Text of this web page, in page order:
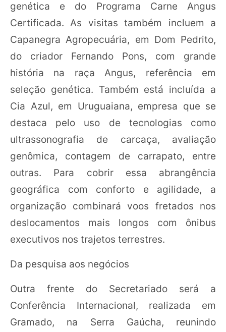
genética e do Programa Carne Angus
Certificada. As visitas também incluem a
Capanegra Agropecuária, em Dom Pedrito,
do criador Fernando Pons, com grande
história na raça Angus, referência em
seleção genética. Também está incluída a
Cia Azul, em Uruguaiana, empresa que se
destaca pelo uso de tecnologias como
ultrassonografia de carcaça, avaliação
genômica, contagem de carrapato, entre
outras. Para cobrir essa abrangência
geográfica com conforto e agilidade, a
organização combinará voos fretados nos
deslocamentos mais longos com ônibus
executivos nos trajetos terrestres.
Da pesquisa aos negócios
Outra frente do Secretariado será a
Conferência Internacional, realizada em
Gramado, na Serra Gaúcha, reunindo